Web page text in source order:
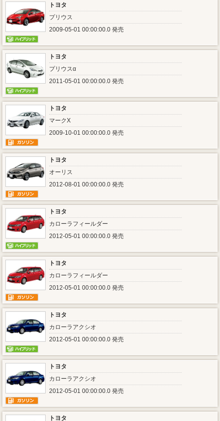
トヨタ
プリウス
2009-05-01 00:00:00.0 発売
トヨタ
プリウスα
2011-05-01 00:00:00.0 発売
トヨタ
マークX
2009-10-01 00:00:00.0 発売
トヨタ
オーリス
2012-08-01 00:00:00.0 発売
トヨタ
カローラフィールダー
2012-05-01 00:00:00.0 発売
トヨタ
カローラフィールダー
2012-05-01 00:00:00.0 発売
トヨタ
カローラアクシオ
2012-05-01 00:00:00.0 発売
トヨタ
カローラアクシオ
2012-05-01 00:00:00.0 発売
トヨタ